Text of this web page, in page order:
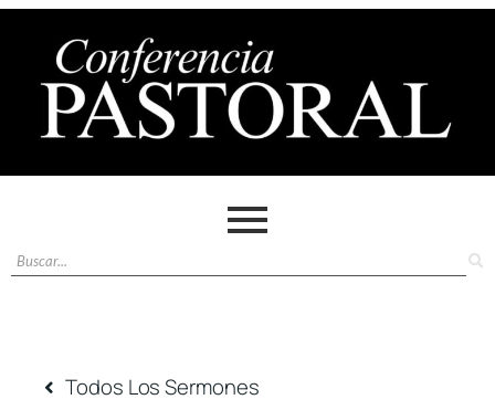
Todos Los Sermones